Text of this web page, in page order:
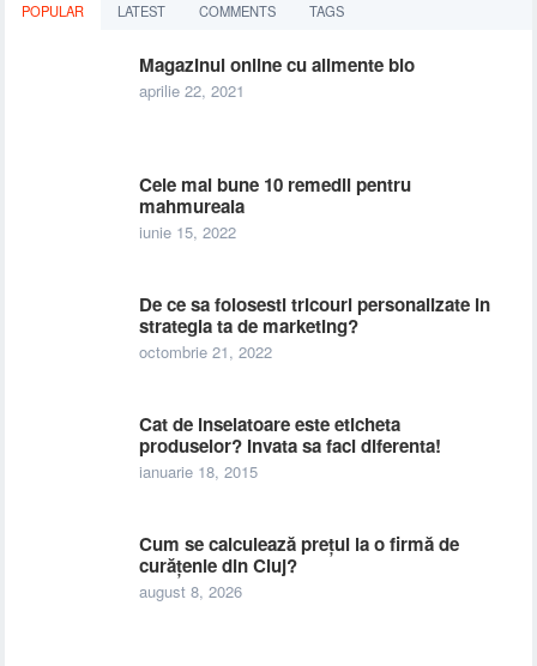
POPULAR LATEST COMMENTS TAGS
Magazinul online cu alimente bio
aprilie 22, 2021
Cele mai bune 10 remedii pentru
mahmureala
iunie 15, 2022
De ce sa folosesti tricouri personalizate in
strategia ta de marketing?
octombrie 21, 2022
Cat de inselatoare este eticheta
produselor? Invata sa faci diferenta!
ianuarie 18, 2015
Cum se calculează prețul la o firmă de
curățenie din Cluj?
august 8, 2026